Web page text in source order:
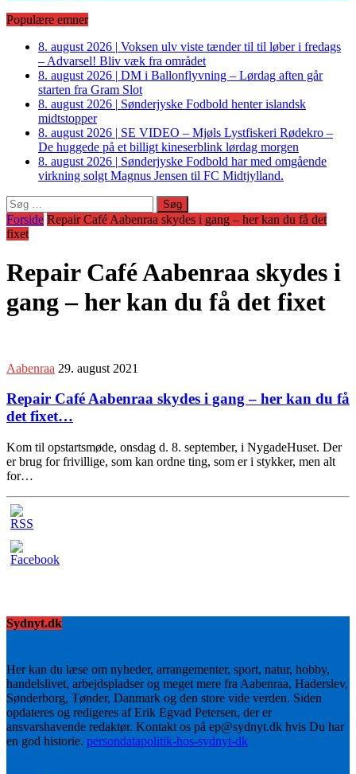
Populære emner
8. august 2026 | Voksen ulv viste tænder til til løber i fredags
– Advarsel! Bliv væk fra området
8. august 2026 | DM i Ballonflyvning – Lørdag aften går
starten fra Gram Slot
8. august 2026 | Sønderjyske Fodbold henter islandsk
midtstopper
8. august 2026 | SE VIDEO – Mjøls Lystfiskeri Rødekro –
De huggede på et billigt kineserblink lørdag morgen
8. august 2026 | Sønderjyske Fodbold har med omgående
virkning solgt Magnus Jensen til FC Midtjylland.
Søg
efter:
Forside Repair Café Aabenraa skydes i gang – her kan du få det
fixet
Repair Café Aabenraa skydes i
gang – her kan du få det fixet
Aabenraa 29. august 2021
Repair Café Aabenraa skydes i gang – her kan du få
det fixet…
Kom til opstartsmøde, onsdag d. 8. september, i NygadeHuset. Der
er brug for frivillige, som kan ordne ting, som er i stykker, men alt
for…
Sydnyt.dk
Her kan du læse om nyheder, arrangementer, sport, natur, hobby,
handelslivet, arbejdspladser og meget mere fra Aabenraa, Haderslev,
Sønderborg, Tønder, Danmark og den store vide verden. Siden
opdateres og redigeres af Erik Egvad Petersen, der er
ansvarshavende redaktør. Kontakt os på ep@sydnyt.dk hvis Du har
en god historie. persondatapolitik-hos-sydnyt-dk